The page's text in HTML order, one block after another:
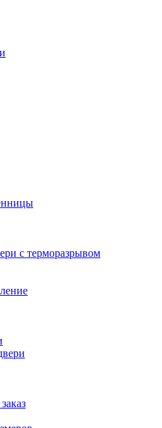
с терморазрывом